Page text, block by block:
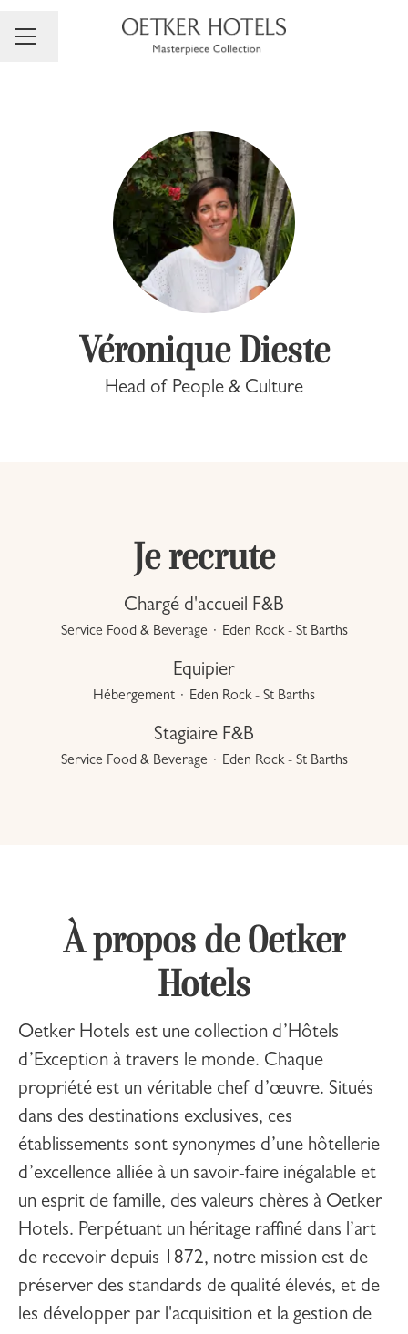
Menu carrière
Changer la langue
Véronique Dieste
Head of People & Culture
Je recrute
Chargé d'accueil F&B
Service Food & Beverage · Eden Rock - St Barths
Equipier
Hébergement · Eden Rock - St Barths
Stagiaire F&B
Service Food & Beverage · Eden Rock - St Barths
À propos de Oetker
Hotels
Oetker Hotels est une collection d’Hôtels
d’Exception à travers le monde. Chaque
propriété est un véritable chef d’œuvre. Situés
dans des destinations exclusives, ces
établissements sont synonymes d’une hôtellerie
d’excellence alliée à un savoir-faire inégalable et
un esprit de famille, des valeurs chères à Oetker
Hotels. Perpétuant un héritage raffiné dans l’art
de recevoir depuis 1872, notre mission est de
préserver des standards de qualité élevés, et de
les développer par l'acquisition et la gestion de